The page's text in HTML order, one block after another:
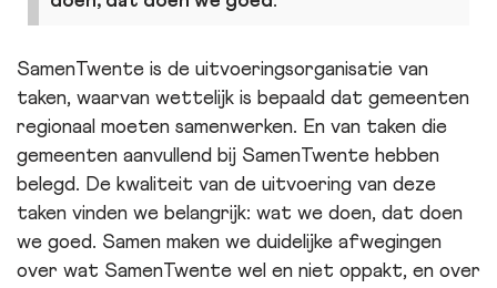
SamenTwente is de uitvoeringsorganisatie van
taken, waarvan wettelijk is bepaald dat gemeenten
regionaal moeten samenwerken. En van taken die
gemeenten aanvullend bij SamenTwente hebben
belegd. De kwaliteit van de uitvoering van deze
taken vinden we belangrijk: wat we doen, dat doen
we goed. Samen maken we duidelijke afwegingen
over wat SamenTwente wel en niet oppakt, en over